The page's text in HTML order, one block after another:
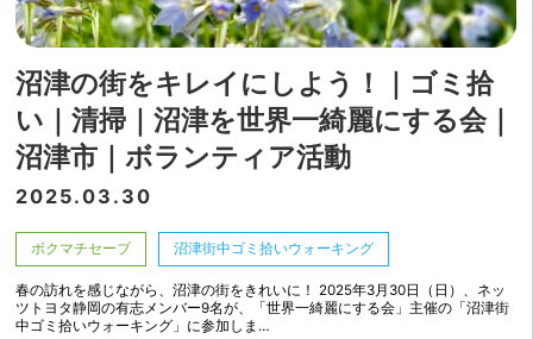
沼津の街をキレイにしよう！｜ゴミ拾
い｜清掃｜沼津を世界一綺麗にする会｜
沼津市｜ボランティア活動
2025.03.30
ボクマチセーブ 沼津街中ゴミ拾いウォーキング
春の訪れを感じながら、沼津の街をきれいに！ 2025年3月30日（日）、ネッ
ツトヨタ静岡の有志メンバー9名が、「世界一綺麗にする会」主催の「沼津街
中ゴミ拾いウォーキング」に参加しま…